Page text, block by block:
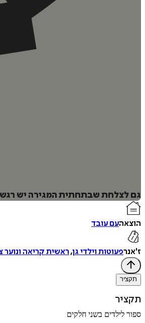
גם לצלחת שבתחתית המגירה יש
הוצאהעם עובד
ז'אנרפעוטות וילדי גן, ראשית קריאה ונוער
תקציר
תקציר
ספור לילדים בשני חלקים